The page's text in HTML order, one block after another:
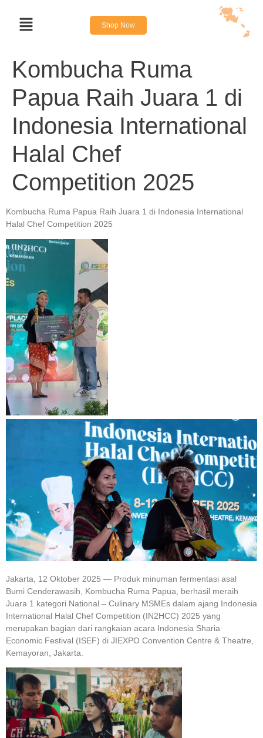
Shop Now
Kombucha Ruma
Papua Raih Juara 1 di
Indonesia International
Halal Chef
Competition 2025
Kombucha Ruma Papua Raih Juara 1 di Indonesia International
Halal Chef Competition 2025
Jakarta, 12 Oktober 2025 — Produk minuman fermentasi asal
Bumi Cenderawasih, Kombucha Ruma Papua, berhasil meraih
Juara 1 kategori National – Culinary MSMEs dalam ajang Indonesia
International Halal Chef Competition (IN2HCC) 2025 yang
merupakan bagian dari rangkaian acara Indonesia Sharia
Economic Festival (ISEF) di JIEXPO Convention Centre & Theatre,
Kemayoran, Jakarta.